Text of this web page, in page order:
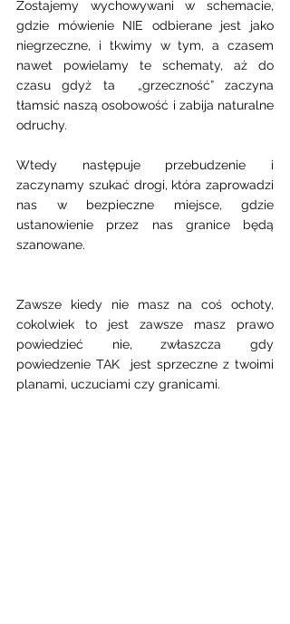
Zostajemy wychowywani w schemacie,
gdzie mówienie NIE odbierane jest jako
niegrzeczne, i tkwimy w tym, a czasem
nawet powielamy te schematy, aż do
czasu gdyż ta  „grzeczność” zaczyna
tłamsić naszą osobowość i zabija naturalne
odruchy.
Wtedy następuje przebudzenie i
zaczynamy szukać drogi, która zaprowadzi
nas w bezpieczne miejsce, gdzie
ustanowienie przez nas granice będą
szanowane.
Zawsze kiedy nie masz na coś ochoty,
cokolwiek to jest zawsze masz prawo
powiedzieć nie, zwłaszcza gdy
powiedzenie TAK  jest sprzeczne z twoimi
planami, uczuciami czy granicami.